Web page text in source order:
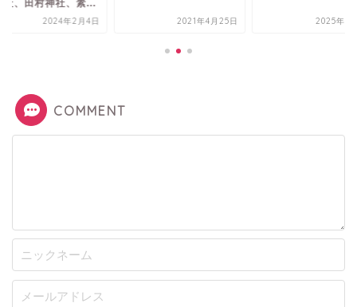
2021年4月25日 2025年10月4日 2024年2
COMMENT